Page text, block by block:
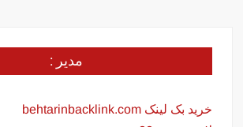
مدیر :
خرید بک لینک behtarinbacklink.com